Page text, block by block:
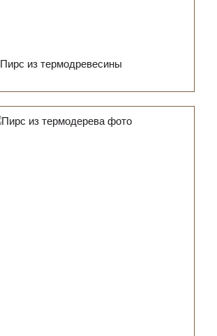
Пирс из термодревесины